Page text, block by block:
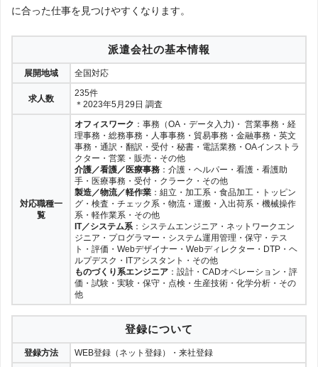
に合った仕事を見つけやすくなります。
派遣会社の基本情報
展開地域 全国対応
求人数
235件
＊2023年5月29日 調査
対応職種一
覧
オフィスワーク ：事務（OA・データ入力)・ 営業事務・経
理事務・総務事務・人事事務・貿易事務・金融事務・英文
事務・通訳・翻訳・受付・秘書・電話業務・OAインストラ
クター・営業・販売・その他
介護／看護／医療事務 ：介護・ヘルパー・看護・看護助
手・医療事務・受付・クラーク・その他
製造／物流／軽作業 ：組立・加工系・食品加工・トッピン
グ・検査・チェック系・物流・運搬・入出荷系・機械操作
系・軽作業系・その他
IT／システム系：システムエンジニア・ネットワークエン
ジニア・プログラマー・システム運用管理・保守・テス
ト・評価・Webデザイナー・Webディレクター・DTP・ヘ
ルプデスク・ITアシスタント・その他
ものづくり系エンジニア ：設計・CADオペレーション・評
価・試験・実験・保守・点検・生産技術・化学分析・その
他
登録について
登録方法 WEB登録（ネット登録）・来社登録